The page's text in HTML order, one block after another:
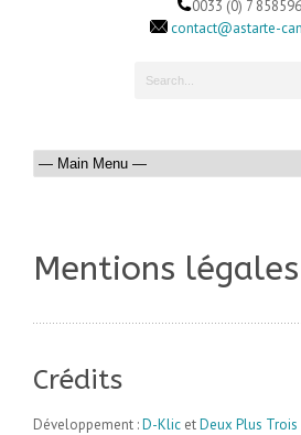
0033 (0) 7
contact@astarte-
Mentions légales
Crédits
Développement :D-Klic etDeux Plus Trois